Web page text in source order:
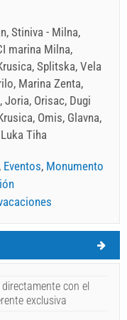
Stiniva - Milna,
marina Milna,
Splitska, Vela
Marina Zenta,
Joria, Orisac, Dugi
Omis, Glavna,
Tiha
, Eventos, Monumento
con el
exclusiva